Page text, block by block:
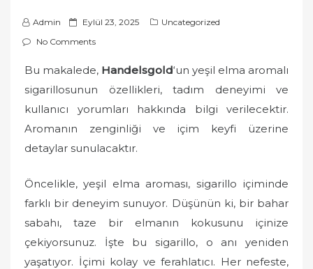
Admin
P
o
t
e
d
Eylül 23, 2025
Uncategorized
No Comments
Bu makalede, Handelsgold‘un yeşil elma aromalı
sigarillosunun özellikleri, tadım deneyimi ve
kullanıcı yorumları hakkında bilgi verilecektir.
Aromanın zenginliği ve içim keyfi üzerine
detaylar sunulacaktır.
Öncelikle, yeşil elma aroması, sigarillo içiminde
farklı bir deneyim sunuyor. Düşünün ki, bir bahar
sabahı, taze bir elmanın kokusunu içinize
çekiyorsunuz. İşte bu sigarillo, o anı yeniden
yaşatıyor. İçimi kolay ve ferahlatıcı. Her nefeste,